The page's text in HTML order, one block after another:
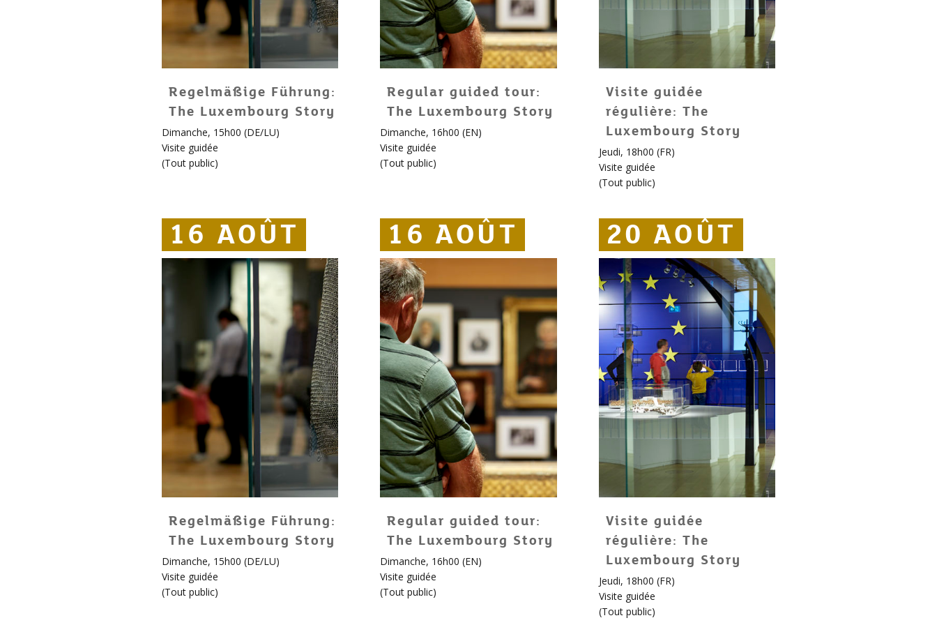
Regelmäßige Führung:
The Luxembourg Story
Dimanche, 15h00 (DE/LU)
Visite guidée
(Tout public)
Regular guided tour:
The Luxembourg Story
Dimanche, 16h00 (EN)
Visite guidée
(Tout public)
Visite guidée
régulière: The
Luxembourg Story
Jeudi, 18h00 (FR)
Visite guidée
(Tout public)
16 AOÛT
16 AOÛT
16 AOÛT
Regelmäßige Führung:
The Luxembourg Story
Dimanche, 15h00 (DE/LU)
Visite guidée
(Tout public)
16 AOÛT
16 AOÛT
16 AOÛT
Regular guided tour:
The Luxembourg Story
Dimanche, 16h00 (EN)
Visite guidée
(Tout public)
20 AOÛT
20 AOÛT
20 AOÛT
Visite guidée
régulière: The
Luxembourg Story
Jeudi, 18h00 (FR)
Visite guidée
(Tout public)